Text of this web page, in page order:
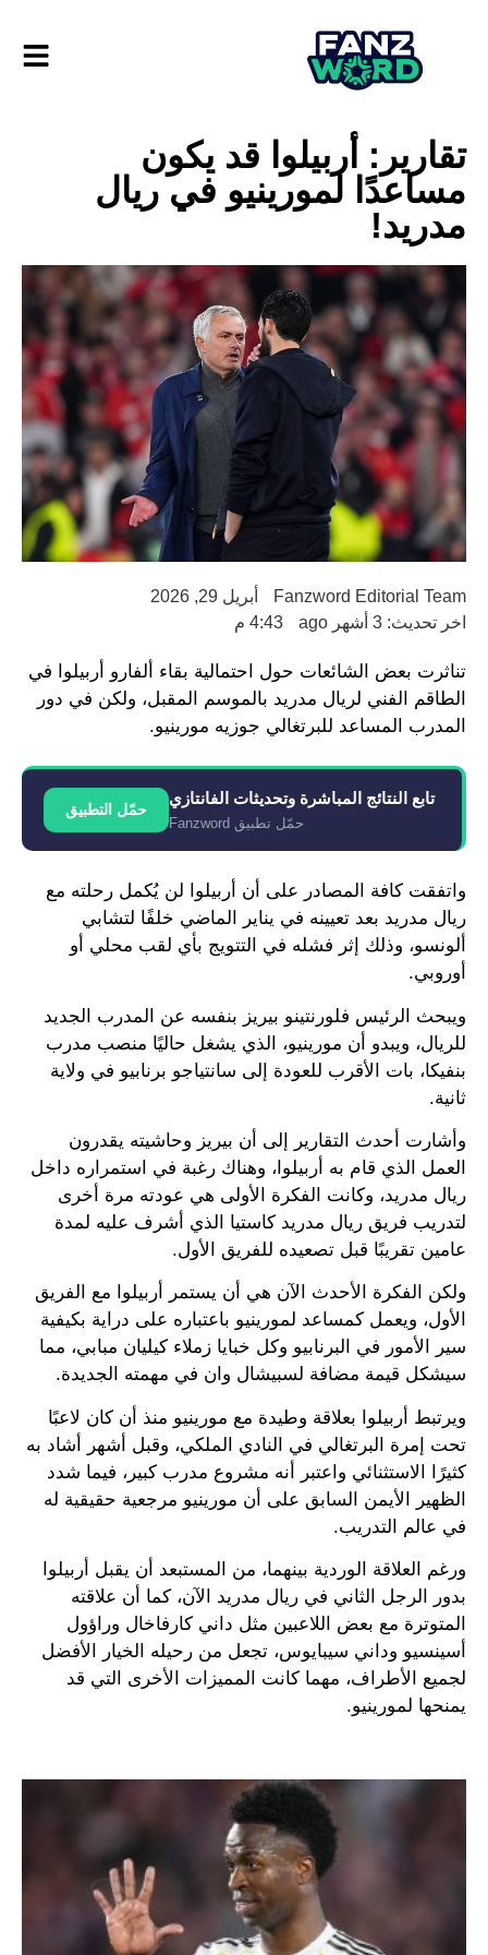
تقارير: أربيلوا قد يكون
مساعدًا لمورينيو في ريال
مدريد!
Fanzword Editorial Team
أبريل 29, 2026
اخر تحديث: 3 أشهر ago
4:43 م
تناثرت بعض الشائعات حول احتمالية بقاء ألفارو أربيلوا في
الطاقم الفني لريال مدريد بالموسم المقبل، ولكن في دور
المدرب المساعد للبرتغالي جوزيه مورينيو.
تابع النتائج المباشرة وتحديثات الفانتازي
حمّل تطبيق Fanzword
حمّل التطبيق
واتفقت كافة المصادر على أن أربيلوا لن يُكمل رحلته مع
ريال مدريد بعد تعيينه في يناير الماضي خلفًا لتشابي
ألونسو، وذلك إثر فشله في التتويج بأي لقب محلي أو
أوروبي.
ويبحث الرئيس فلورنتينو بيريز بنفسه عن المدرب الجديد
للريال، ويبدو أن مورينيو، الذي يشغل حاليًا منصب مدرب
بنفيكا، بات الأقرب للعودة إلى سانتياجو برنابيو في ولاية
ثانية.
وأشارت أحدث التقارير إلى أن بيريز وحاشيته يقدرون
العمل الذي قام به أربيلوا، وهناك رغبة في استمراره داخل
ريال مدريد، وكانت الفكرة الأولى هي عودته مرة أخرى
لتدريب فريق ريال مدريد كاستيا الذي أشرف عليه لمدة
عامين تقريبًا قبل تصعيده للفريق الأول.
ولكن الفكرة الأحدث الآن هي أن يستمر أربيلوا مع الفريق
الأول، ويعمل كمساعد لمورينيو باعتباره على دراية بكيفية
سير الأمور في البرنابيو وكل خبايا زملاء كيليان مبابي، مما
سيشكل قيمة مضافة لسبيشال وان في مهمته الجديدة.
ويرتبط أربيلوا بعلاقة وطيدة مع مورينيو منذ أن كان لاعبًا
تحت إمرة البرتغالي في النادي الملكي، وقبل أشهر أشاد به
كثيرًا الاستثنائي واعتبر أنه مشروع مدرب كبير، فيما شدد
الظهير الأيمن السابق على أن مورينيو مرجعية حقيقية له
في عالم التدريب.
ورغم العلاقة الوردية بينهما، من المستبعد أن يقبل أربيلوا
بدور الرجل الثاني في ريال مدريد الآن، كما أن علاقته
المتوترة مع بعض اللاعبين مثل داني كارفاخال وراؤول
أسينسيو وداني سيبايوس، تجعل من رحيله الخيار الأفضل
لجميع الأطراف، مهما كانت المميزات الأخرى التي قد
يمنحها لمورينيو.